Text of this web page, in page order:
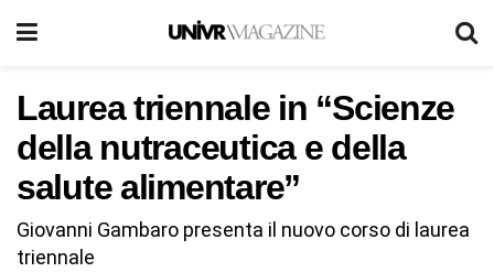
Laurea triennale in “Scienze
della nutraceutica e della
salute alimentare”
Giovanni Gambaro presenta il nuovo corso di laurea
triennale